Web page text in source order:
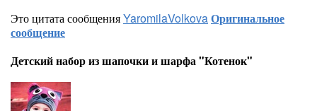
Это цитата сообщенияYaromilaVolkovaОригинальное
сообщение
Детский набор из шапочки и шарфа "Котенок"